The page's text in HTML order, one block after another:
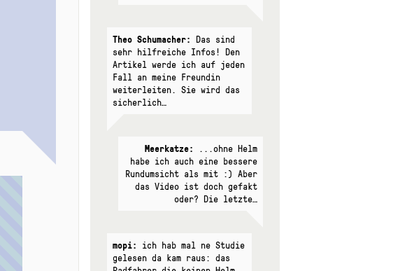
Theo Schumacher: Das sind
sehr hilfreiche Infos! Den
Artikel werde ich auf jeden
Fall an meine Freundin
weiterleiten. Sie wird das
sicherlich…
Meerkatze:
...ohne Helm
habe ich auch eine bessere
Rundumsicht als mit :) Aber
das Video ist doch gefakt
oder? Die letzte…
mopi: ich hab mal ne Studie
gelesen da kam raus: das